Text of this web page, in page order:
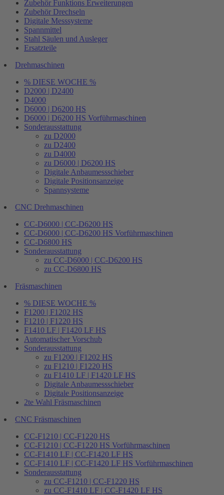
Zubehör Funktions Erweiterungen
Zubehör Drechseln
Digitale Messsysteme
Spannmittel
Stahl Säulen und Ausleger
Ersatzteile
Drehmaschinen
% DIESE WOCHE %
D2000 | D2400
D4000
D6000 | D6200 HS
D6000 | D6200 HS Vorführmaschinen
Sonderausstattung
zu D2000
zu D2400
zu D4000
zu D6000 | D6200 HS
Digitale Anbaumessschieber
Digitale Positionsanzeige
Spannsysteme
CNC Drehmaschinen
CC-D6000 | CC-D6200 HS
CC-D6000 | CC-D6200 HS Vorführmaschinen
CC-D6800 HS
Sonderausstattung
zu CC-D6000 | CC-D6200 HS
zu CC-D6800 HS
Fräsmaschinen
% DIESE WOCHE %
F1200 | F1202 HS
F1210 | F1220 HS
F1410 LF | F1420 LF HS
Automatischer Vorschub
Sonderausstattung
zu F1200 | F1202 HS
zu F1210 | F1220 HS
zu F1410 LF | F1420 LF HS
Digitale Anbaumessschieber
Digitale Positionsanzeige
2te Wahl Fräsmaschinen
CNC Fräsmaschinen
CC-F1210 | CC-F1220 HS
CC-F1210 | CC-F1220 HS Vorführmaschinen
CC-F1410 LF | CC-F1420 LF HS
CC-F1410 LF | CC-F1420 LF HS Vorführmaschinen
Sonderausstattung
zu CC-F1210 | CC-F1220 HS
zu CC-F1410 LF | CC-F1420 LF HS